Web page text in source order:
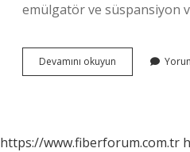
emülgatör ve süspansiyon
Devamını okuyun
Zamkı
https://www.fiberforum.com.tr